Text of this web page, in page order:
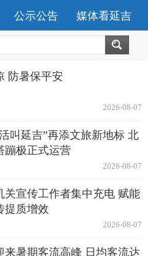
公示公告 媒体看延吉
防暑保平安
2026-08-07
叫延吉”再添文旅新地标 北
蹦极正式运营
2026-08-07
关宣传工作者集中充电 赋能
提质增效
2026-08-07
来暑期客流高峰 日均客流达